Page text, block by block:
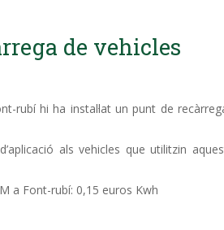
de vehicles
rubí hi ha instal·lat un punt de
als vehicles que utilitzin
a Font-rubí: 0,15 euros Kwh